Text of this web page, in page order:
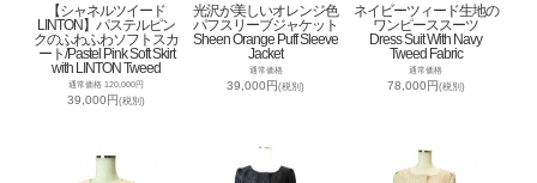
【シャネルツイード
LINTON】パステルピン
クのふわふわソフトスカ
ート/Pastel Pink Soft Skirt
with LINTON Tweed
通常価格 120,000円
39,000円(税別)
光沢が美しいオレンジ色
パフスリーブジャケット
Sheen Orange Puff Sleeve
Jacket
通常価格
39,000円(税別)
ネイビーツィード生地の
ワンピーススーツ
Dress Suit With Navy
Tweed Fabric
通常価格
78,000円(税別)